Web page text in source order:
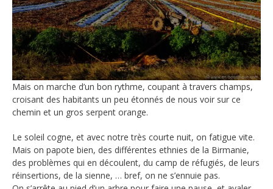
Mais on marche d’un bon rythme, coupant à travers champs,
croisant des habitants un peu étonnés de nous voir sur ce
chemin et un gros serpent orange.
Le soleil cogne, et avec notre très courte nuit, on fatigue vite.
Mais on papote bien, des différentes ethnies de la Birmanie,
des problèmes qui en découlent, du camp de réfugiés, de leurs
réinsertions, de la sienne, … bref, on ne s’ennuie pas.